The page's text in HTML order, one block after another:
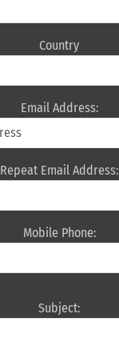
Country
Email Address:
Repeat Email Address:
Mobile Phone:
Subject: